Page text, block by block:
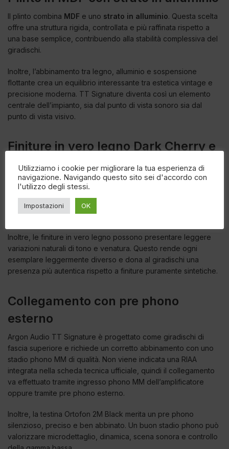
Il plinto combina MDF e uno strato in alluminio. Questa scelta
offre una struttura rigida, controllata e più raffinata rispetto a
una base semplice, contribuendo alla stabilità complessiva del
giradischi.
Inoltre, l’abbinamento tra legno, alluminio e sospensione
flottante crea un equilibrio interessante tra estetica vintage e
precisione moderna. TT Signature diventa così un elemento
centrale dell’impianto, sia dal punto di vista sonoro sia dal
punto di vista visivo.
Finiture in vero legno Dark Cherry e
Walnut
Argon Audio TT Signature è disponibile nelle finitureDark
Cherry Veneer
un’estetica calda e raffinata, ideale per ambienti Hi-Fi eleganti,
mobili in legno e sistemi audio dal carattere classico-moderno.
Inoltre, le finiture in vero legno possono presentare leggere
variazioni naturali di tono e venatura. Questo rende ogni
esemplare leggermente diverso e dona al giradischi una
presenza più autentica rispetto a finiture puramente sintetiche.
Collegamento con pre phono
esterno
Argon Audio TT Signature è progettato come giradischi di
fascia superiore e richiede un corretto abbinamento con uno
stadio phono MM di qualità. Non viene indicata una RIAA
integrata nella scheda tecnica ufficiale, quindi il collegamento
va effettuato tramite ingresso phono MM dell’amplificatore
oppure tramite pre phono esterno.
Inoltre, la testina Ortofon 2M Black merita un pre phono
silenzioso, preciso e ben abbinato. Un buon stadio phono può
valorizzare microdettaglio, dinamica, scena sonora e controllo
Utilizziamo i cookie per migliorare la tua esperienza di
navigazione. Navigando questo sito sei d'accordo con
l'utilizzo degli stessi.
Impostazioni OK